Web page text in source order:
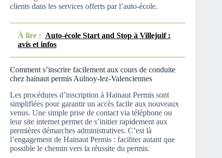
clients dans les services offerts par l’auto-école.
À lire : Auto-école Start and Stop à Villejuif :
avis et infos
Comment s’inscrire facilement aux cours de conduite
chez hainaut permis Aulnoy-lez-Valenciennes
Les procédures d’inscription à Hainaut Permis sont
simplifiées pour garantir un accès facile aux nouveaux
venus. Une simple prise de contact via téléphone ou
leur site internet permet de s’initier rapidement aux
premières démarches administratives. C’est là
l’engagement de Hainaut Permis : faciliter autant que
possible le chemin vers la réussite du permis.